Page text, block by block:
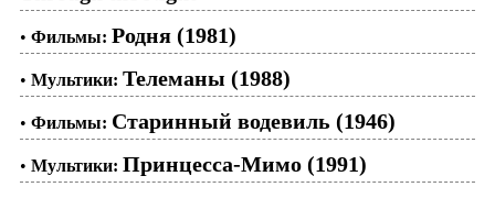
• Фильмы: Родня (1981)
• Мультики: Телеманы (1988)
• Фильмы: Старинный водевиль (1946)
• Мультики: Принцесса-Мимо (1991)